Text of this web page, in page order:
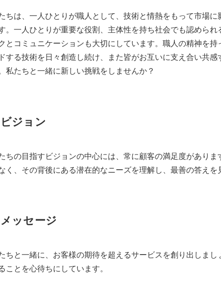
ちは、一人ひとりが職人として、技術と情熱をもって市場
。一人ひとりが重要な役割、主体性を持ち社会でも認めら
とコミュニケーションも大切にしています。職人の精神を
する技術を日々創造し続け、また皆がお互いに支え合い共
私たちと一緒に新しい挑戦をしませんか？
ビジョン
ちの目指すビジョンの中心には、常に顧客の満足度があり
く、その背後にある潜在的なニーズを理解し、最善の答えを
メッセージ
ちと一緒に、お客様の期待を超えるサービスを創り出しま
ことを心待ちにしています。